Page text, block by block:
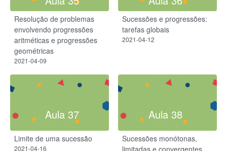
Resolução de problemas
envolvendo progressões
aritméticas e progressões
geométricas
2021-04-09
Sucessões e progressões:
tarefas globais
2021-04-12
Aula 37
Limite de uma sucessão
2021-04-16
Aula 38
Sucessões monótonas,